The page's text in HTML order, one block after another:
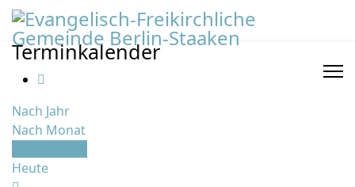
Terminkalender
Nach Jahr
Nach Monat
Heute